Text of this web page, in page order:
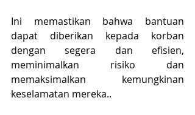
Ini memastikan bahwa bantuan
dapat diberikan kepada korban
dengan segera dan efisien,
meminimalkan risiko dan
memaksimalkan kemungkinan
keselamatan mereka..